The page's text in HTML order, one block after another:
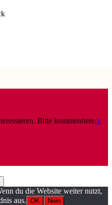
Bitte kommentiere.x
du die Website weiter nutzt,
aus. OK Nein